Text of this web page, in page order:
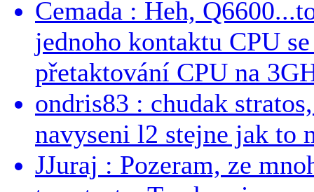
Cemada : Heh,
jednoho kontaktu CPU
přetaktování CPU na
ondris83 : chudak
navyseni l2 stejne jak to
JJuraj : Pozeram, ze